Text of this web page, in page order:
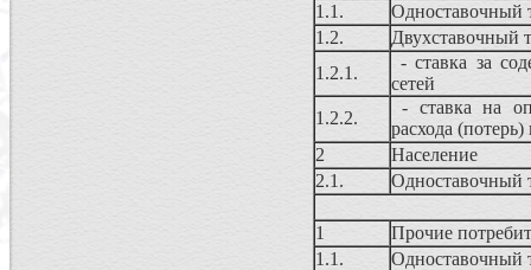
1.1.
Одноставочный
1.2.
Двухставочный
1.2.1.
- ставка за
сетей
1.2.2.
- ставка на
расхода (потерь)
2
Население
2.1.
Одноставочный
1
Прочие
1.1.
Одноставочный